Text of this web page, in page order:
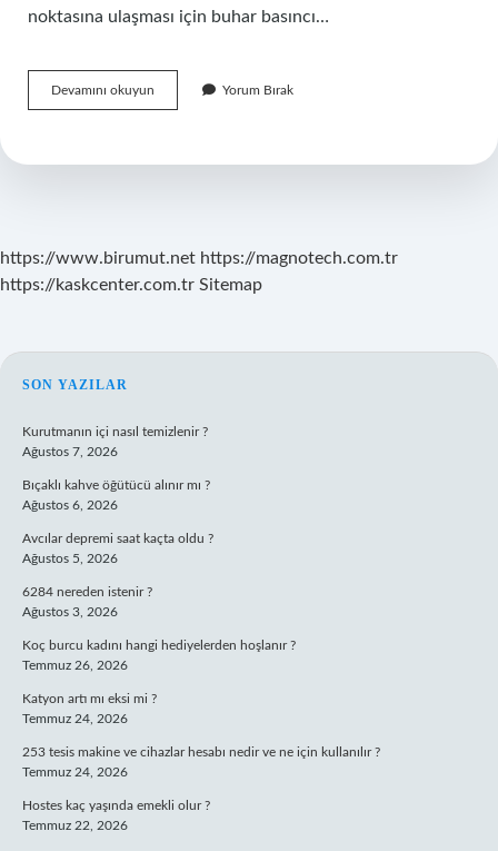
noktasına ulaşması için buhar basıncı…
Devamını okuyun Yükseklik
Arttıkça
Artar
Yorum Bırak
https://www.birumut.net https://magnotech.com.tr
https://kaskcenter.com.tr Sitemap
SIDEBAR
SON YAZILAR
Kurutmanın içi nasıl temizlenir ?
Ağustos 7, 2026
Bıçaklı kahve öğütücü alınır mı ?
Ağustos 6, 2026
Avcılar depremi saat kaçta oldu ?
Ağustos 5, 2026
6284 nereden istenir ?
Ağustos 3, 2026
Koç burcu kadını hangi hediyelerden hoşlanır ?
Temmuz 26, 2026
Katyon artı mı eksi mi ?
Temmuz 24, 2026
253 tesis makine ve cihazlar hesabı nedir ve ne için kullanılır ?
Temmuz 24, 2026
Hostes kaç yaşında emekli olur ?
Temmuz 22, 2026